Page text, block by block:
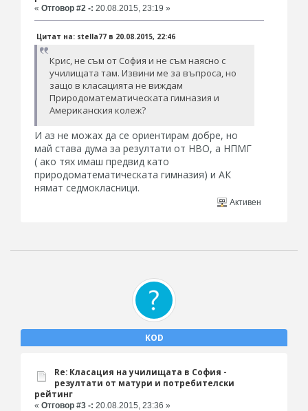
« Отговор #2 -: 20.08.2015, 23:19 »
Цитат на: stella77 в 20.08.2015, 22:46
Крис, не съм от София и не съм наясно с
училищата там. Извини ме за въпроса, но
защо в класацията не виждам
Природоматематическата гимназия и
Американския колеж?
И аз не можах да се ориентирам добре, но
май става дума за резултати от НВО, а НПМГ
( ако тях имаш предвид като
природоматематическата гимназия) и АК
нямат седмокласници.
Активен
KOD
Re: Класация на училищата в София -
резултати от матури и потребителски
рейтинг
« Отговор #3 -: 20.08.2015, 23:36 »